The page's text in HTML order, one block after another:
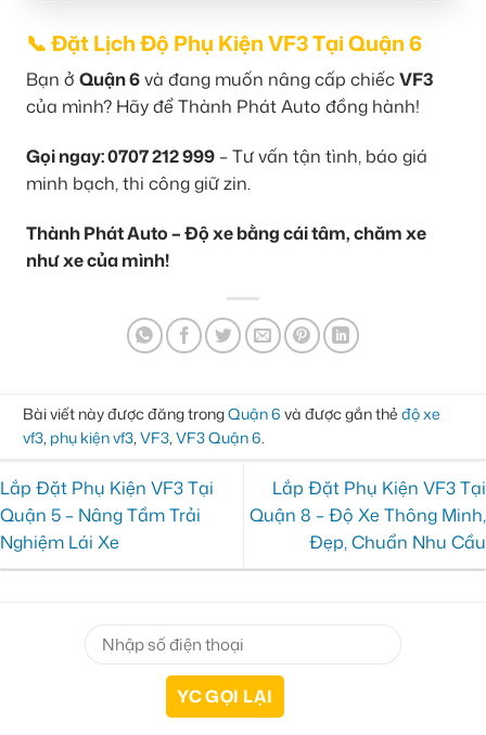
📞 Đặt Lịch Độ Phụ Kiện VF3 Tại Quận 6
Bạn ở Quận 6và đang muốn nâng cấp chiếcVF3
của mình? Hãy để Thành Phát Auto đồng hành!
Gọi ngay: 0707 212 999 – Tư vấn tận tình, báo giá
minh bạch, thi công giữ zin.
Thành Phát Auto – Độ xe bằng cái tâm, chăm xe
như xe của mình!
Bài viết này được đăng trongQuận 6 và được gắn thẻ độ xe
vf3, phụ kiện vf3, VF3, VF3 Quận 6.
Lắp Đặt Phụ Kiện VF3 Tại
Quận 5 – Nâng Tầm Trải
Nghiệm Lái Xe
Lắp Đặt Phụ Kiện VF3 Tại
Quận 8 – Độ Xe Thông Minh,
Đẹp, Chuẩn Nhu Cầu